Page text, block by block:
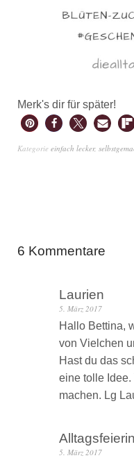
Merk's dir für später!
Kategorie einfach lecker,
6 Kommentare
Laurien
5. März 2017
Hallo Bettina,
von Vielchen
Hast du das
eine tolle
machen. Lg
Alltagsfeierin
5. März 2017